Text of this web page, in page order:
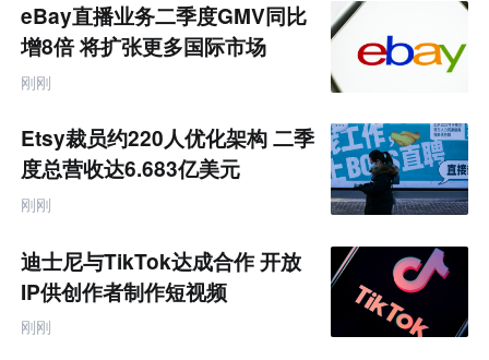
产
业
互
联
网
eBay直播业务二季度GMV同比
增8倍 将扩张更多国际市场
刚刚
Etsy裁员约220人优化架构 二季
度总营收达6.683亿美元
刚刚
迪士尼与TikTok达成合作 开放
IP供创作者制作短视频
刚刚